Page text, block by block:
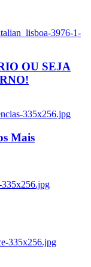
3976-1-
OU SEJA
335x256.jpg
Mais
335x256.jpg
335x256.jpg